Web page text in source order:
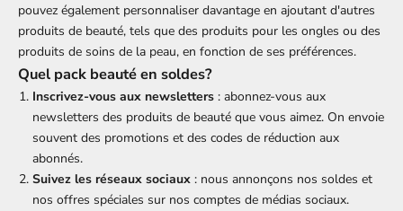
pouvez également personnaliser davantage en ajoutant d'autres
produits de beauté, tels que des produits pour les ongles ou des
produits de soins de la peau, en fonction de ses préférences.
Quel pack beauté en soldes?
Inscrivez-vous aux newsletters : abonnez-vous aux
newsletters des produits de beauté que vous aimez. On envoie
souvent des promotions et des codes de réduction aux
abonnés.
Suivez les réseaux sociaux : nous annonçons nos soldes et
nos offres spéciales sur nos comptes de médias sociaux.